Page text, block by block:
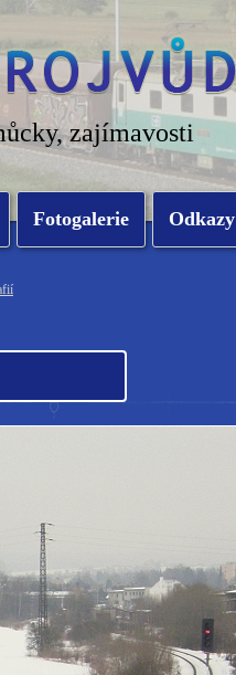
zajímavosti
Fotogalerie Odkazy